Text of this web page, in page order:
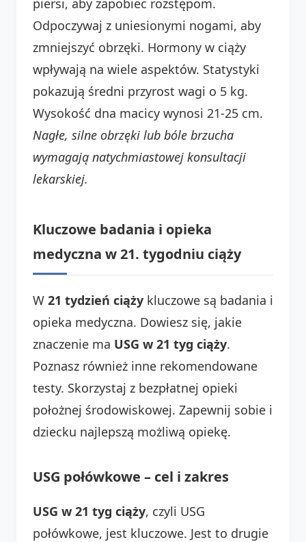
Odpoczywaj z uniesionymi nogami, aby
zmniejszyć obrzęki. Hormony w ciąży
wpływają na wiele aspektów. Statystyki
pokazują średni przyrost wagi o 5 kg.
Wysokość dna macicy wynosi 21-25 cm.
Nagłe, silne obrzęki lub bóle brzucha
wymagają natychmiastowej konsultacji
lekarskiej.
Kluczowe badania i opieka
medyczna w 21. tygodniu ciąży
W 21 tydzień ciąży kluczowe są badania i
opieka medyczna. Dowiesz się, jakie
znaczenie ma USG w 21 tyg ciąży.
Poznasz również inne rekomendowane
testy. Skorzystaj z bezpłatnej opieki
położnej środowiskowej. Zapewnij sobie i
dziecku najlepszą możliwą opiekę.
USG połówkowe – cel i zakres
USG w 21 tyg ciąży, czyli USG
połówkowe, jest kluczowe. Jest to drugie